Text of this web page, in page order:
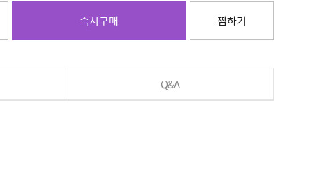
즉시구매 찜하기
Q&A